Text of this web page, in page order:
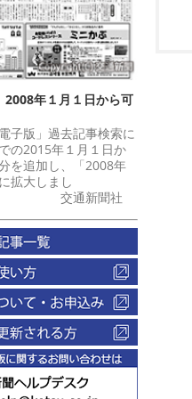
年１月１日から可
版」過去記事検索に
の2015年１月１日か
を追加し、「2008年
拡大しまし
通新聞社